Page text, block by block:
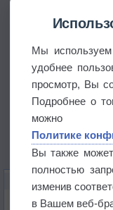
Почему
Мы
удобнее
просмотр, Вы
Подробнее о
Политике
Вы также
полностью
изменив
в Вашем веб-